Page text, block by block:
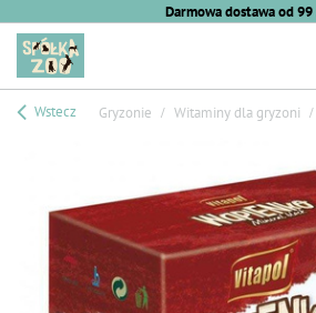
Darmowa dostawa od 99
Wstecz Gryzonie Witaminy dla gryzoni